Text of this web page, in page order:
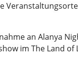
an Alanya
im The Land of